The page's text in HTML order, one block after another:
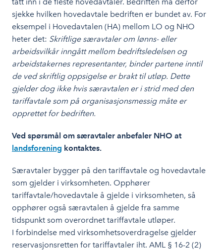
sjekke hvilken hovedavtale bedriften er bundet av. For
eksempel i Hovedavtalen (HA) mellom LO og NHO
heter det: Skriftlige særavtaler om lønns- eller
arbeidsvilkår inngått mellom bedriftsledelsen og
arbeidstakernes representanter, binder partene inntil
de ved skriftlig oppsigelse er brakt til utløp. Dette
gjelder dog ikke hvis særavtalen er i strid med den
tariffavtale som på organisasjonsmessig måte er
opprettet for bedriften.
Ved spørsmål om særavtaler anbefaler NHO at
landsforening kontaktes.
Særavtaler bygger på den tariffavtale og hovedavtale
som gjelder i virksomheten. Opphører
tariffavtale/hovedavtale å gjelde i virksomheten, så
opphører også særavtalen å gjelde fra samme
tidspunkt som overordnet tariffavtale utløper.
I forbindelse med virksomhetsoverdragelse gjelder
reservasjonsretten for tariffavtaler iht. AML § 16-2 (2)